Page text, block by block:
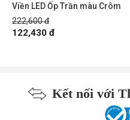
Viền LED Ốp Trần màu Crôm
222,600 đ
122,430 đ
Kết nối với